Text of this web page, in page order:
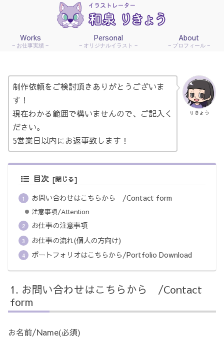
Works
お仕事実績
Personal
オリジナルイラスト
About
プロフィール
りきょう
制作依頼をご検討頂きありがとうございま
す！
現在わかる範囲で構いませんので、ご記入く
ださい。
5営業日以内にお返事致します！
目次
お問い合わせはこちらから /Contact form
注意事項/Attention
お仕事の注意事項
お仕事の流れ(個人の方向け)
ポートフォリオはこちらから/Portfolio Download
お問い合わせはこちらから /Contact
form
お名前/Name(必須)